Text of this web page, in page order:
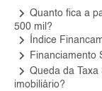
keyboard_arrow_right Quanto fica a
500 mil?
keyboard_arrow_right Índice
keyboard_arrow_right Financiamento
keyboard_arrow_right Queda da
imobiliário?